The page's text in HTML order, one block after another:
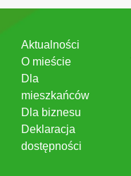
Aktualności
O mieście
Dla
mieszkańców
Dla biznesu
Deklaracja
dostępności